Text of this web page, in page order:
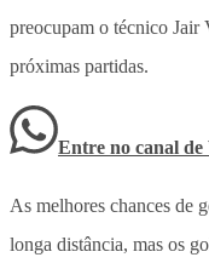
preocupam o técnico Jair
próximas partidas.
Entre no canal
As melhores chances de
longa distância, mas os